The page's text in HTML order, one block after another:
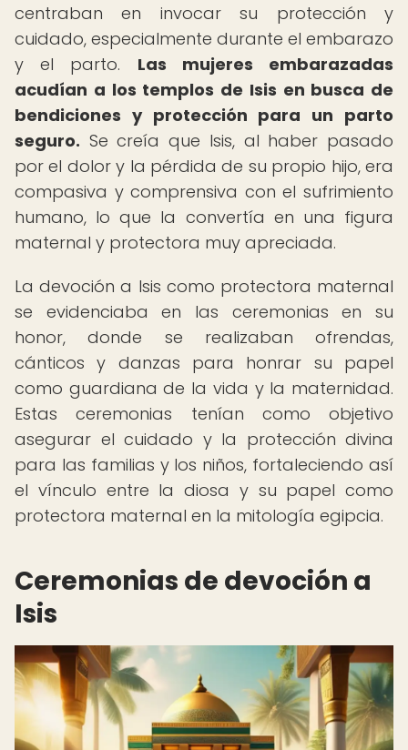
centraban en invocar su protección y
cuidado, especialmente durante el embarazo
y el parto. Las mujeres embarazadas
acudían a los templos de Isis en busca de
bendiciones y protección para un parto
seguro. Se creía que Isis, al haber pasado
por el dolor y la pérdida de su propio hijo, era
compasiva y comprensiva con el sufrimiento
humano, lo que la convertía en una figura
maternal y protectora muy apreciada.
La devoción a Isis como protectora maternal
se evidenciaba en las ceremonias en su
honor, donde se realizaban ofrendas,
cánticos y danzas para honrar su papel
como guardiana de la vida y la maternidad.
Estas ceremonias tenían como objetivo
asegurar el cuidado y la protección divina
para las familias y los niños, fortaleciendo así
el vínculo entre la diosa y su papel como
protectora maternal en la mitología egipcia.
Ceremonias de devoción a
Isis